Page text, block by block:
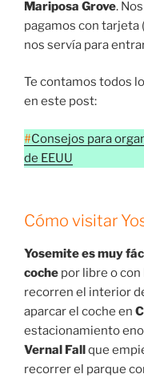
Mariposa Grove.
pagamos con tarjeta
nos servía para
Te contamos todos
en este post:
#Consejos para
de EEUU
Cómo visitar
Yosemite es muy
coche por libre o con
recorren el interior
aparcar el coche en
estacionamiento
Vernal Fallque
recorrer el parque